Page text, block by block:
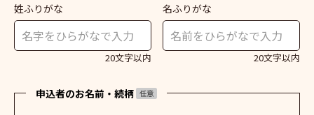
姓ふりがな
20文字以内
名ふりがな
20文字以内
申込者のお名前・続柄 任意